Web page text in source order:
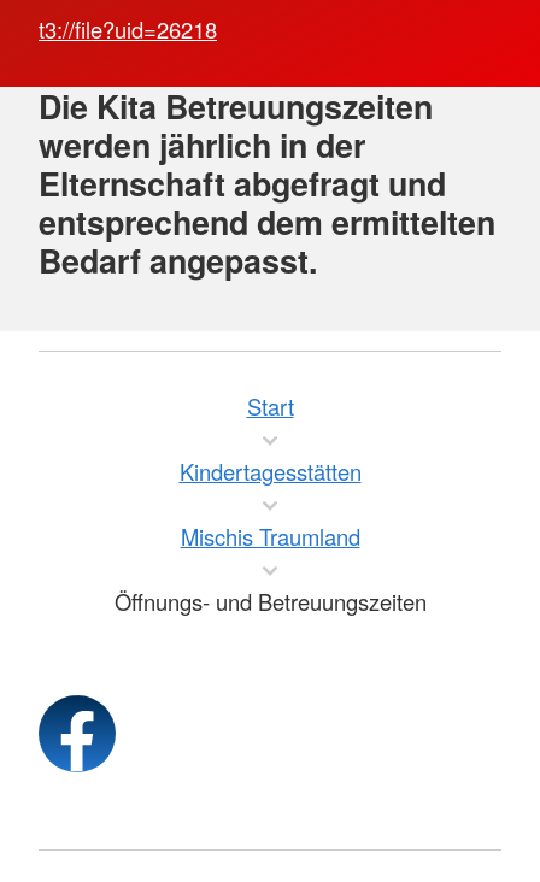
t3://file?uid=26218
Die Kita Betreuungszeiten
werden jährlich in der
Elternschaft abgefragt und
entsprechend dem ermittelten
Bedarf angepasst.
Start
Kindertagesstätten
Mischis Traumland
Öffnungs- und Betreuungszeiten